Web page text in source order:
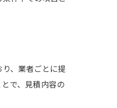
、業者ごとに提
で、見積内容の